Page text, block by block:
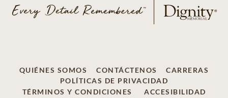
QUIÉNES SOMOS CONTÁCTENOS
CARRERAS
POLÍTICAS DE PRIVACIDAD
TÉRMINOS Y CONDICIONES
ACCESIBILIDAD